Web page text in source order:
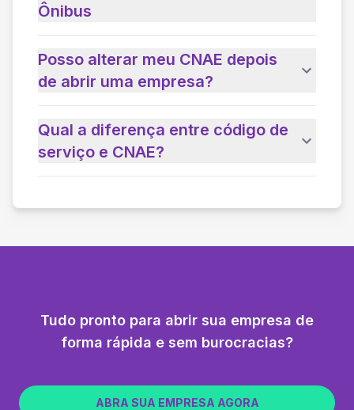
Ônibus
Posso alterar meu CNAE depois
de abrir uma empresa?
Qual a diferença entre código de
serviço e CNAE?
Tudo pronto para abrir sua empresa de
forma rápida e sem burocracias?
ABRA SUA EMPRESA AGORA